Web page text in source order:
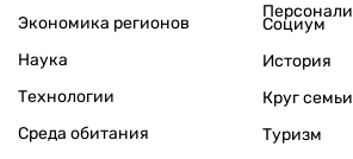
Экономика регионов
Наука
Технологии
Среда обитания
Социум
История
Круг семьи
Туризм